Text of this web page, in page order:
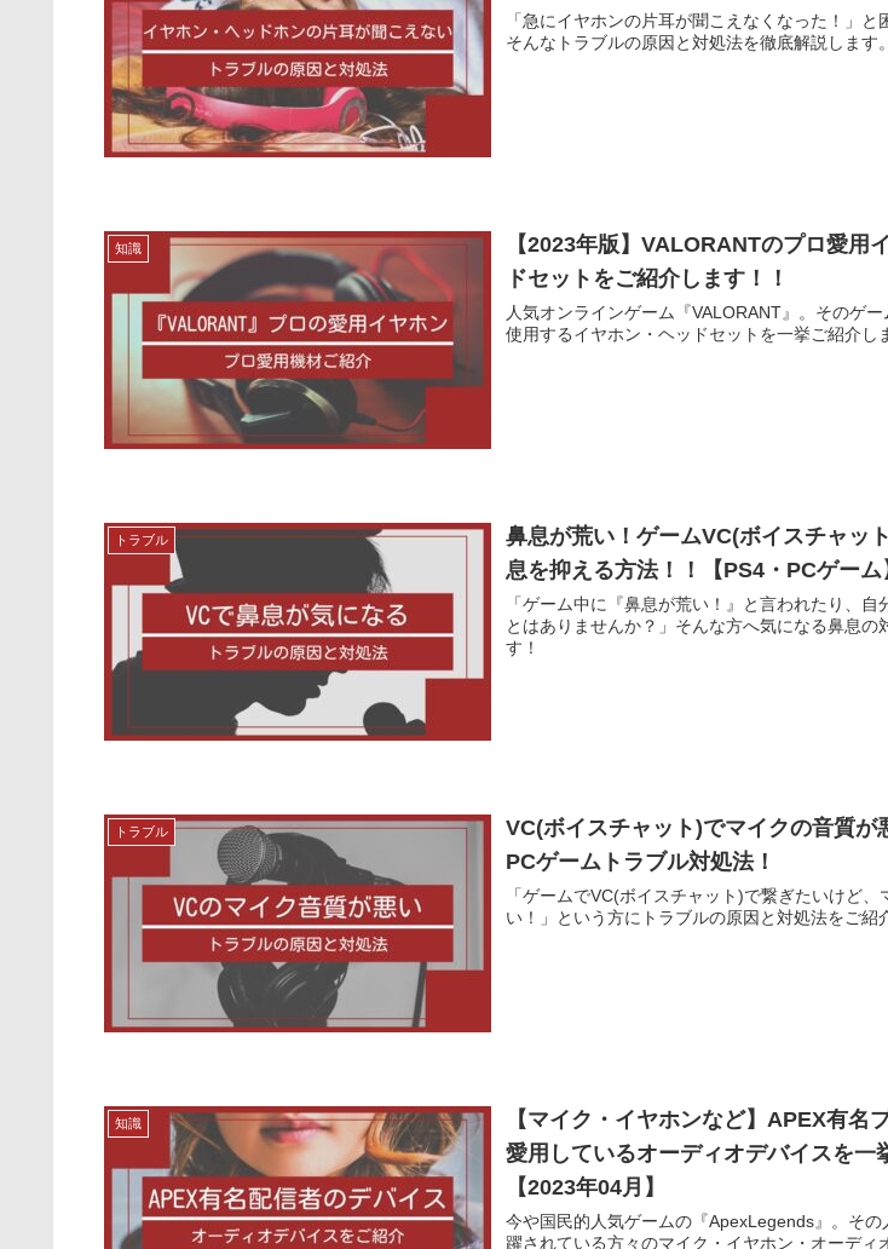
「急にイヤホンの片耳が聞こえなくなった！」と
そんなトラブルの原因と対処法を徹底解説します。
知識
【2023年版】VALORANTのプロ愛用
ドセットをご紹介します！！
人気オンラインゲーム『VALORANT』。そのゲ
使用するイヤホン・ヘッドセットを一挙ご紹介し
トラブル
鼻息が荒い！ゲームVC(ボイスチャッ
息を抑える方法！！【PS4・PCゲーム
「ゲーム中に『鼻息が荒い！』と言われたり、自
とはありませんか？」そんな方へ気になる鼻息の
す！
トラブル
VC(ボイスチャット)でマイクの音質が
PCゲームトラブル対処法！
「ゲームでVC(ボイスチャット)で繋ぎたいけど、
い！」という方にトラブルの原因と対処法をご紹
知識
【マイク・イヤホンなど】APEX有名
愛用しているオーディオデバイスを一
【2023年04月】
今や国民的人気ゲームの『ApexLegends』。そ
躍されている方々のマイク・イヤホン・オーディ